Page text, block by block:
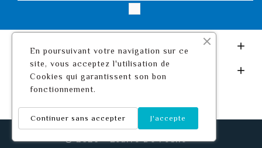

Ihr Konto 
© 2026 - Leurre De Pêche ™
En poursuivant votre navigation sur ce
site, vous acceptez l'utilisation de
Cookies qui garantissent son bon
fonctionnement.
J'accepte
Continuer sans accepter